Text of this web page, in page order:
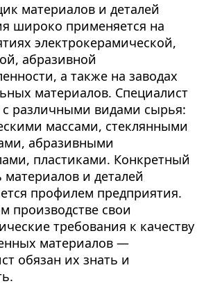
материалов и деталей
широко применяется на
электрокерамической,
абразивной
а также на заводах
материалов. Специалист
с различными видами сырья:
массами, стеклянными
абразивными
пластиками. Конкретный
материалов и деталей
профилем предприятия.
производстве свои
требования к качеству
материалов —
обязан их знать и